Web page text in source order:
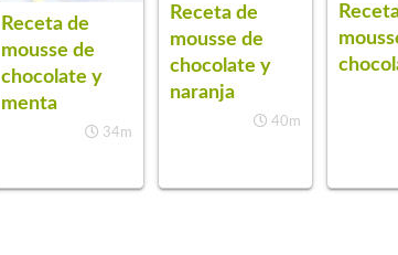
Receta de
mousse de
chocolate y
menta
34m
Receta de
mousse de
chocolate y
naranja
40m